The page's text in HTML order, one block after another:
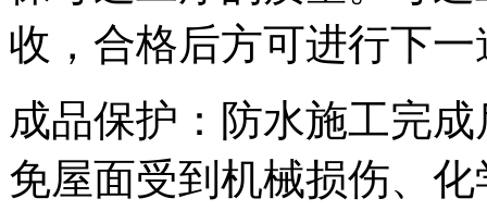
收，合格后方可进行下
成品保护：防水施工完
免屋面受到机械损伤、